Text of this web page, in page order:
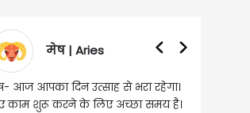
वृषभ | Taurus
वृष- आज का दिन इस राशि के जातकों के
लिए शुभ रहने वाला है। धन और नौकरी के